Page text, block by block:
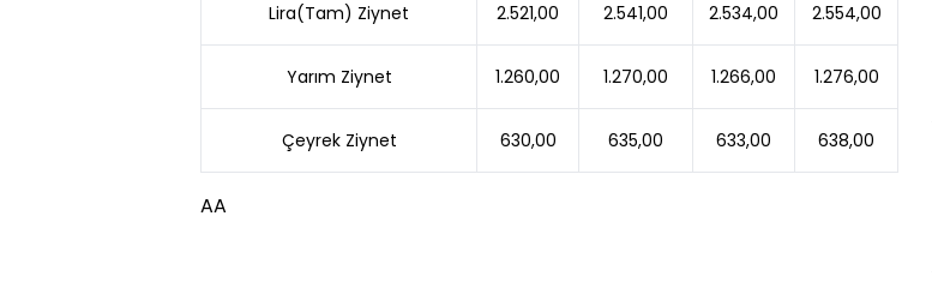
Lira(Tam) Ziynet 2.521,00 2.541,00 2.534,00 2.554,00
Yarım Ziynet 1.260,00 1.270,00 1.266,00 1.276,00
Çeyrek Ziynet 630,00 635,00 633,00 638,00
AA